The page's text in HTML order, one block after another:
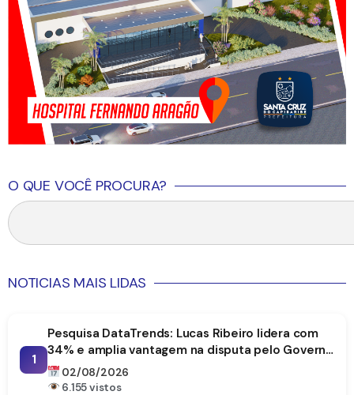
O QUE VOCÊ PROCURA?
NOTICIAS MAIS LIDAS
1
Pesquisa DataTrends: Lucas Ribeiro lidera com
34% e amplia vantagem na disputa pelo Governo
da Paraíba
02/08/2026
6.155 vistos